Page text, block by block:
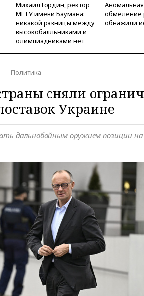
Михаил Гордин, ректор
МГТУ имени Баумана:
никакой разницы между
высокобалльниками и
олимпиадниками нет
обмеление
обнажили
Политика
сняли
Украине
дальнобойным оружием позиции на